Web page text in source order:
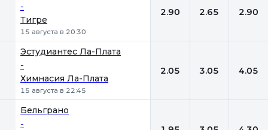
-
Тигре
15 августа в 20:30
2.90 2.65 2.90
Эстудиантес Ла-Плата
-
Химнасия Ла-Плата
15 августа в 22:45
2.05 3.05 4.05
Бельграно
-